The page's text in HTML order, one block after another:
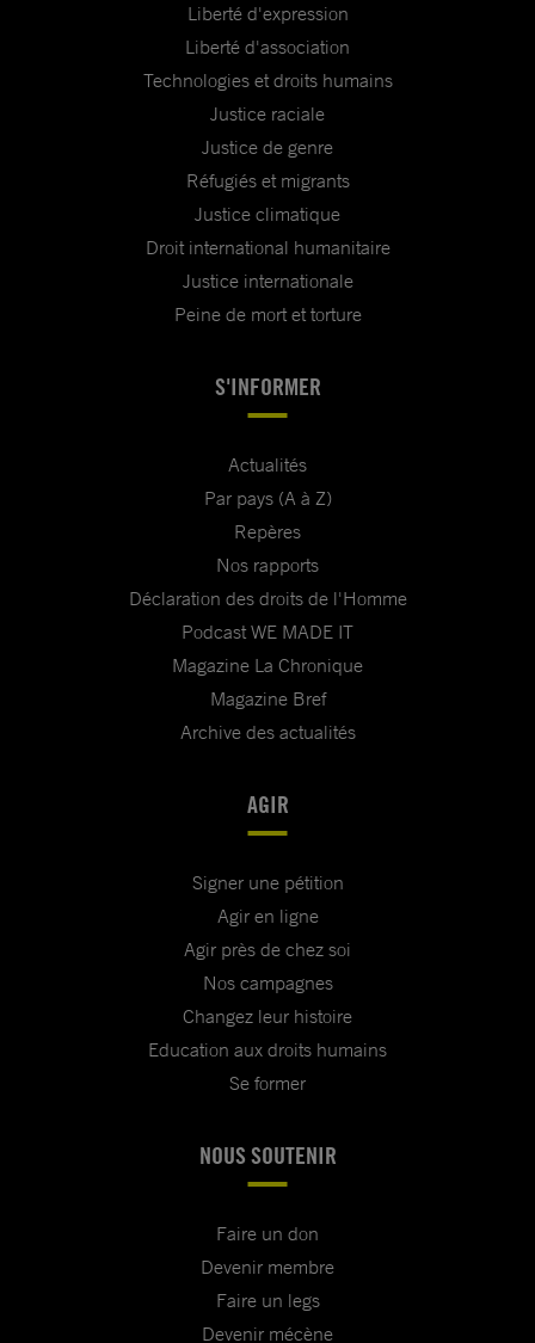
Liberté d'expression
Liberté d'association
Technologies et droits humains
Justice raciale
Justice de genre
Réfugiés et migrants
Justice climatique
Droit international humanitaire
Justice internationale
Peine de mort et torture
S'INFORMER
Actualités
Par pays (A à Z)
Repères
Nos rapports
Déclaration des droits de l'Homme
Podcast WE MADE IT
Magazine La Chronique
Magazine Bref
Archive des actualités
AGIR
Signer une pétition
Agir en ligne
Agir près de chez soi
Nos campagnes
Changez leur histoire
Education aux droits humains
Se former
NOUS SOUTENIR
Faire un don
Devenir membre
Faire un legs
Devenir mécène